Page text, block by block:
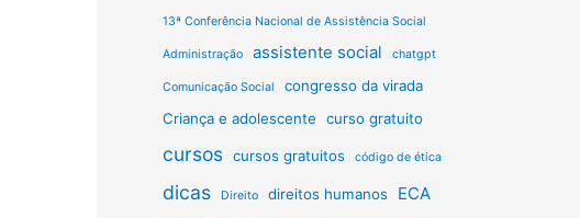
13ª Conferência Nacional de Assistência Social
Administração assistente social chatgpt
Comunicação Social
congresso da virada
Criança e adolescente
curso gratuito
cursos cursos gratuitos código de ética
dicas Direito direitos humanos ECA